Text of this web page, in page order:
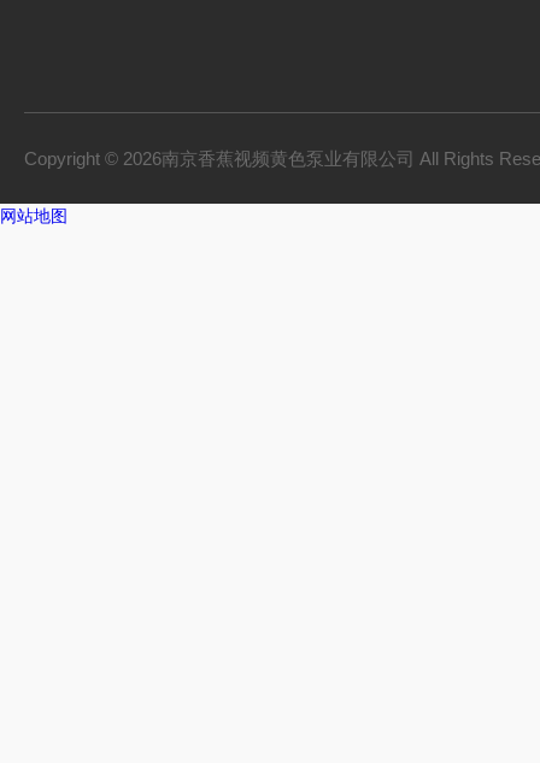
Copyright © 2026南京香蕉视频黄色泵业有限公司 All Rights
网站地图